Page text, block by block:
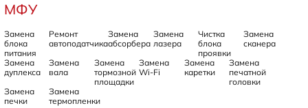
МФУ
Замена
блока
питания
Ремонт
автоподатчика
Замена
абсорбера
Замена
лазера
Чистка
блока
проявки
Замена
сканера
Замена
дуплекса
Замена
вала
Замена
тормозной
площадки
Замена
Wi-Fi
Замена
каретки
Замена
печатной
головки
Замена
печки
Замена
термопленки